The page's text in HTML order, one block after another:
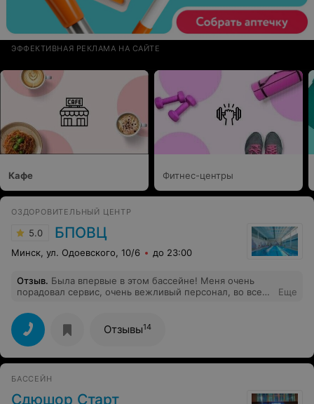
ЭФФЕКТИВНАЯ РЕКЛАМА НА САЙТЕ
Кафе Фитнес-центры
ОЗДОРОВИТЕЛЬНЫЙ ЦЕНТР
5.0 БПОВЦ
Минск, ул. Одоевского, 10/6 до 23:00
Отзыв. Была впервые в этом бассейне! Меня очень
порадовал сервис, очень вежливый персонал, во всем
чистые раздевалки, душ, бассейн, все очень чисто и
предусмотрено! Я буду посещать это место теперь
часто! Благодарю за отзывчивость персонала!
Еще
Отзывы14
БАССЕЙН
Сдюшор Старт